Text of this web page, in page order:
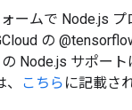
ームで Node.js
の
Node.js サポート
こちら に記載さ